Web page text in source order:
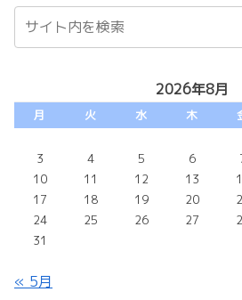
2026年8月
月 火 水 木
3
4 5 6
10
11 12 13
17
18 19 20
24
25 26 27
31
« 5月